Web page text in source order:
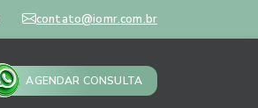
contato@iomr.com.br
AGENDAR CONSULTA